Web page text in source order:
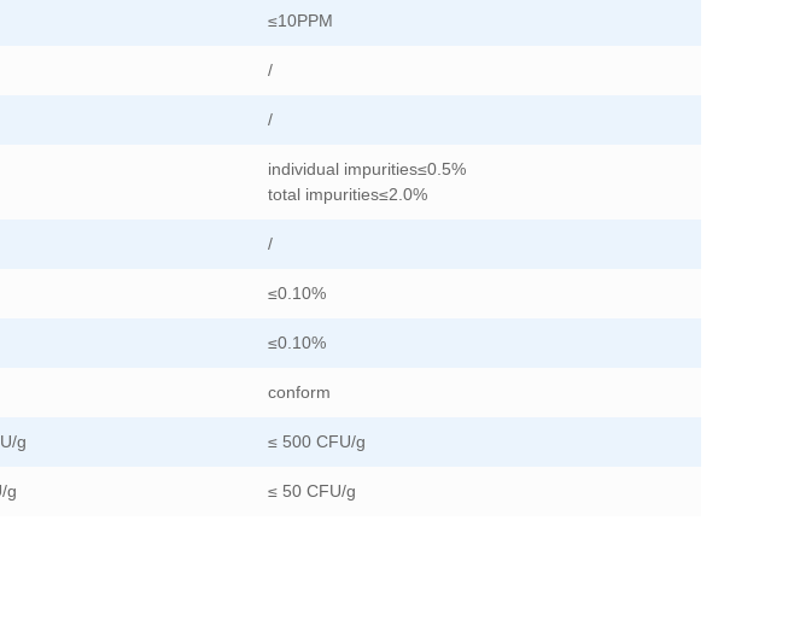
≤10PPM
/
/
individual impurities≤0.5%
total impurities≤2.0%
/
≤0.10%
≤0.10%
conform
g ≤ 500 CFU/g
g ≤ 50 CFU/g